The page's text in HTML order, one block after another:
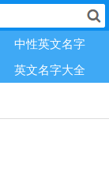
中性英文名字
英文名字大全